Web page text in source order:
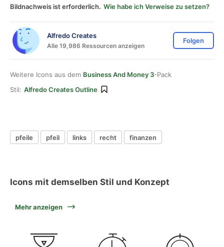
Bildnachweis ist erforderlich. Wie habe ich Verweise zu setzen?
Alfredo Creates
Alle 19,986 Ressourcen anzeigen
Folgen
Weitere Icons aus dem Business And Money 3-Pack
Stil: Alfredo Creates Outline
pfeile pfeil links recht finanzen
Icons mit demselben Stil und Konzept
Mehr anzeigen